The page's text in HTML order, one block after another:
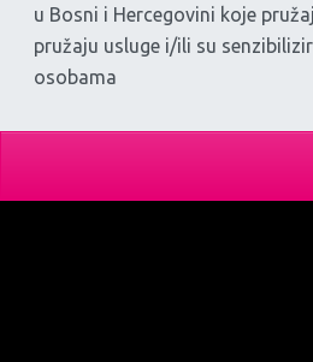
u Bosni i Hercegovini koje
pružaju usluge i/ili su
osobama